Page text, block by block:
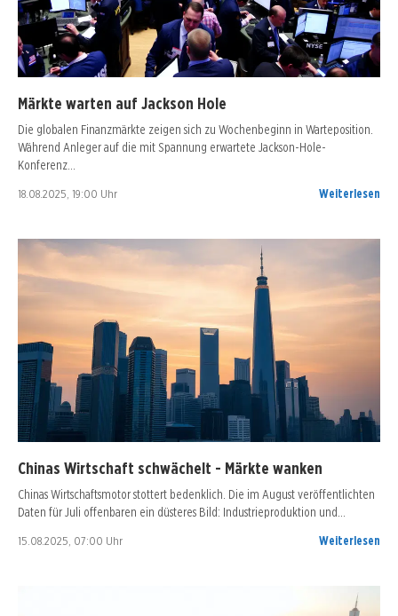
Märkte warten auf Jackson Hole
Die globalen Finanzmärkte zeigen sich zu Wochenbeginn in Warteposition.
Während Anleger auf die mit Spannung erwartete Jackson-Hole-
Konferenz…
18.08.2025, 19:00 Uhr Weiterlesen
Chinas Wirtschaft schwächelt - Märkte wanken
Chinas Wirtschaftsmotor stottert bedenklich. Die im August veröffentlichten
Daten für Juli offenbaren ein düsteres Bild: Industrieproduktion und…
15.08.2025, 07:00 Uhr Weiterlesen